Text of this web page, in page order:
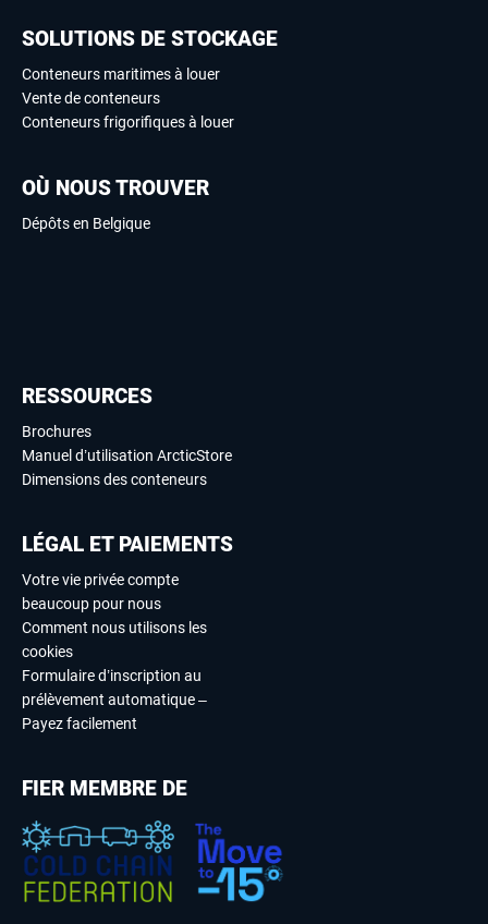
SOLUTIONS DE STOCKAGE
Conteneurs maritimes à louer
Vente de conteneurs
Conteneurs frigorifiques à louer
OÙ NOUS TROUVER
Dépôts en Belgique
RESSOURCES
Brochures
Manuel d’utilisation ArcticStore
Dimensions des conteneurs
LÉGAL ET PAIEMENTS
Votre vie privée compte
beaucoup pour nous
Comment nous utilisons les
cookies
Formulaire d’inscription au
prélèvement automatique –
Payez facilement
FIER MEMBRE DE